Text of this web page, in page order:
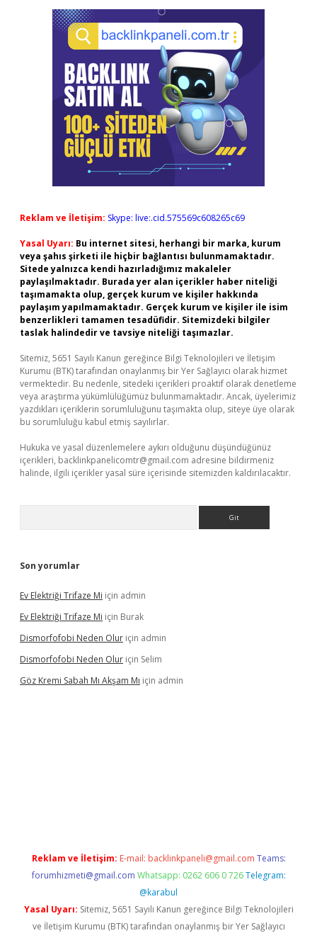
Reklam ve İletişim: Skype: live:.cid.575569c608265c69
Yasal Uyarı: Bu internet sitesi, herhangi bir marka, kurum
veya şahıs şirketi ile hiçbir bağlantısı bulunmamaktadır.
Sitede yalnızca kendi hazırladığımız makaleler
paylaşılmaktadır. Burada yer alan içerikler haber niteliği
taşımamakta olup, gerçek kurum ve kişiler hakkında
paylaşım yapılmamaktadır. Gerçek kurum ve kişiler ile isim
benzerlikleri tamamen tesadüfidir. Sitemizdeki bilgiler
taslak halindedir ve tavsiye niteliği taşımazlar.
Sitemiz, 5651 Sayılı Kanun gereğince Bilgi Teknolojileri ve İletişim
Kurumu (BTK) tarafından onaylanmış bir Yer Sağlayıcı olarak hizmet
vermektedir. Bu nedenle, sitedeki içerikleri proaktif olarak denetleme
veya araştırma yükümlülüğümüz bulunmamaktadır. Ancak, üyelerimiz
yazdıkları içeriklerin sorumluluğunu taşımakta olup, siteye üye olarak
bu sorumluluğu kabul etmiş sayılırlar.
Hukuka ve yasal düzenlemelere aykırı olduğunu düşündüğünüz
içerikleri, backlinkpanelicomtr@gmail.com adresine bildirmeniz
halinde, ilgili içerikler yasal süre içerisinde sitemizden kaldırılacaktır.
Son yorumlar
Ev Elektriği Trifaze Mi için admin
Ev Elektriği Trifaze Mi için Burak
Dismorfofobi Neden Olur için admin
Dismorfofobi Neden Olur için Selim
Göz Kremi Sabah Mı Akşam Mı için admin
Reklam ve İletişim: E-mail: backlinkpaneli@gmail.com Teams:
forumhizmeti@gmail.com Whatsapp: 0262 606 0 726 Telegram:
@karabul
Yasal Uyarı: Sitemiz, 5651 Sayılı Kanun gereğince Bilgi Teknolojileri
ve İletişim Kurumu (BTK) tarafından onaylanmış bir Yer Sağlayıcı